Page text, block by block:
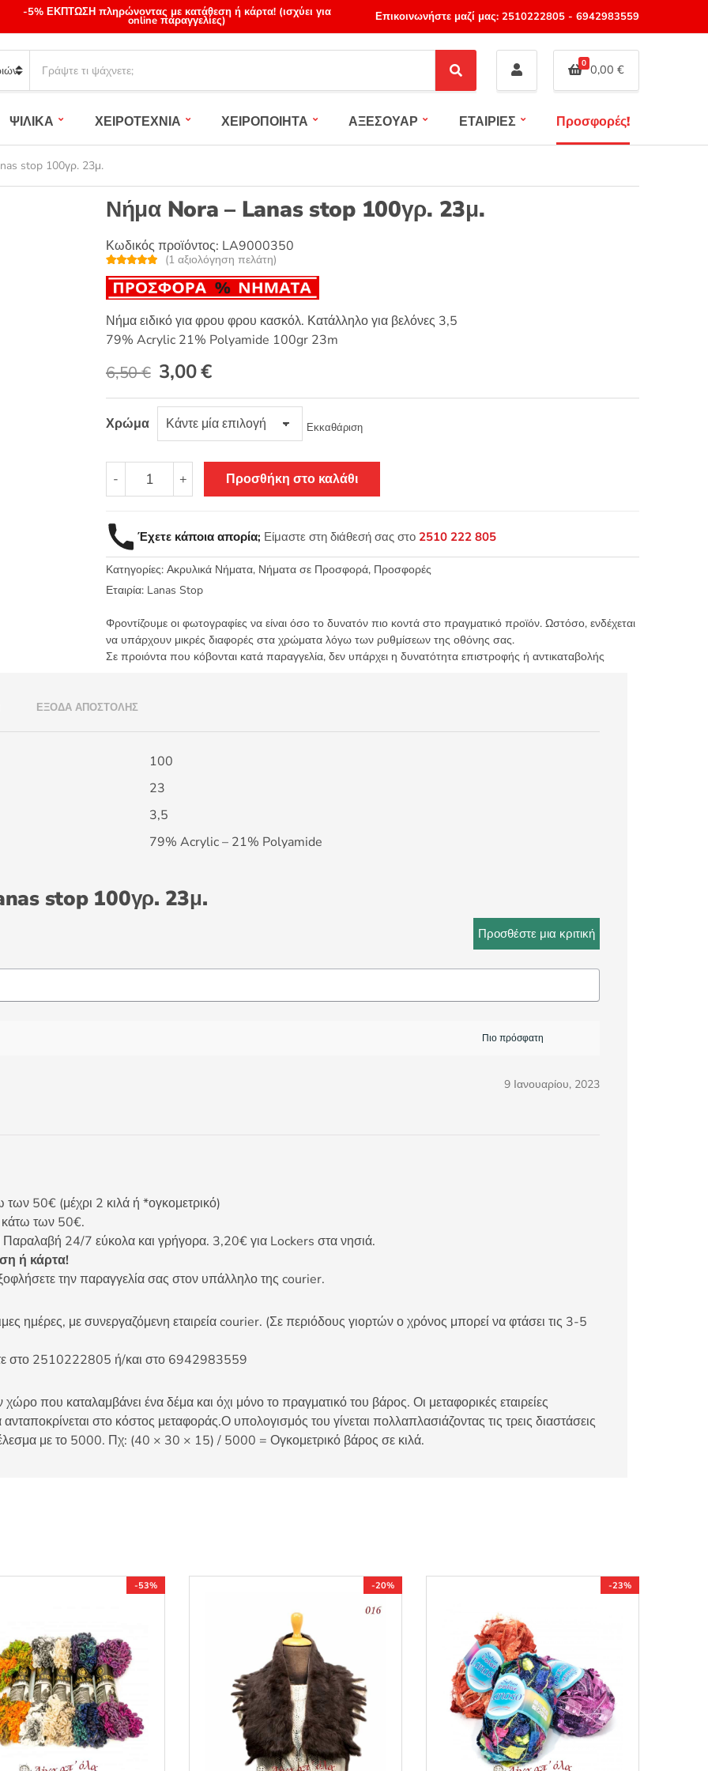
-5% ΕΚΠΤΩΣΗ πληρώνοντας με κατάθεση ή κάρτα! (ισχύει για
online παραγγελίες) Επικοινωνήστε μαζί μας: 2510222805- 6942983559
a
c
h
p
S
e
c
0 0,00 €
ΨΙΛΙΚΑ ΧΕΙΡΟΤΕΧΝΙΑ ΧΕΙΡΟΠΟΙΗΤΑ ΑΞΕΣΟΥΑΡ ΕΤΑΙΡΙΕΣ Προσφορές!
stop 100γρ. 23μ.
Νήμα Nora – Lanas stop 100γρ. 23μ.
Κωδικός προϊόντος: LA9000350
Βαθμολογή
θηκε με5.00
από 5 με
βάση
1
πελάτη
(1 αξιολόγηση πελάτη)
Νήμα ειδικό για φρου φρου κασκόλ. Κατάλληλο για βελόνες 3,5
79% Acrylic 21% Polyamide 100gr 23m
6,50€ Original
price
was:
6,50 €.
3,00€Η
τρέχουσα
τιμή
είναι:
3,00 €.
Χρώμα Εκκαθάριση
-
Νήμα
Nora
stop
100γρ.
23μ.
ποσότητα
+ Προσθήκη στο καλάθι
Έχετε κάποια απορία; Είμαστε στη διάθεσή σας στο 2510 222 805
Κατηγορίες: Ακρυλικά Νήματα, Νήματα σε Προσφορά, Προσφορές
Εταιρία: Lanas Stop
Φροντίζουμε οι φωτογραφίες να είναι όσο το δυνατόν πιο κοντά στο πραγματικό προϊόν. Ωστόσο, ενδέχεται
να υπάρχουν μικρές διαφορές στα χρώματα λόγω των ρυθμίσεων της οθόνης σας.
Σε προιόντα που κόβονται κατά παραγγελία, δεν υπάρχει η δυνατότητα επιστροφής ή αντικαταβολής
ΈΞΟΔΑ ΑΠΟΣΤΟΛΉΣ
100
23
3,5
79% Acrylic – 21% Polyamide
stop 100γρ. 23μ.
Προσθέστε μια κριτική
9 Ιανουαρίου, 2023
50€ (μέχρι 2 κιλά ή *ογκομετρικό)
κάτω των 50€.
24/7 εύκολα και γρήγορα. 3,20€ για Lockers στα νησιά.
ή κάρτα!
την παραγγελία σας στον υπάλληλο της courier.
ημέρες, με συνεργαζόμενη εταιρεία courier. (Σε περιόδους γιορτών ο χρόνος μπορεί να φτάσει τις 3-5
στο 2510222805 ή/και στο 6942983559
που καταλαμβάνει ένα δέμα και όχι μόνο το πραγματικό του βάρος. Οι μεταφορικές εταιρείες
στο κόστος μεταφοράς.Ο υπολογισμός του γίνεται πολλαπλασιάζοντας τις τρεις διαστάσεις
με το 5000. Πχ: (40 × 30 × 15) / 5000 = Ογκομετρικό βάρος σε κιλά.
-53% -20% -23%